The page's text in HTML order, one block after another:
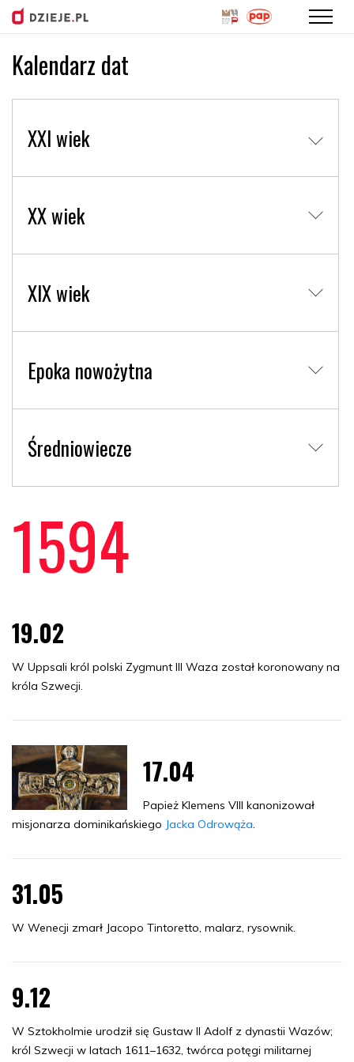
Kalendarz dat
1594
19.02
W Uppsali król polski Zygmunt III Waza został koronowany na
króla Szwecji.
17.04
Papież Klemens VIII kanonizował
misjonarza dominikańskiego Jacka Odrowąża.
31.05
W Wenecji zmarł Jacopo Tintoretto, malarz, rysownik.
9.12
W Sztokholmie urodził się Gustaw II Adolf z dynastii Wazów;
król Szwecji w latach 1611–1632, twórca potęgi militarnej
XXI wiek
XX wiek
XIX wiek
Epoka nowożytna
Średniowiecze